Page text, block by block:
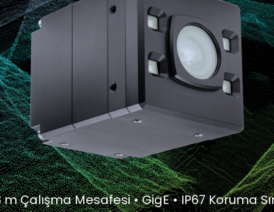
m Çalışma Mesafesi • GigE • IP67 Koruma